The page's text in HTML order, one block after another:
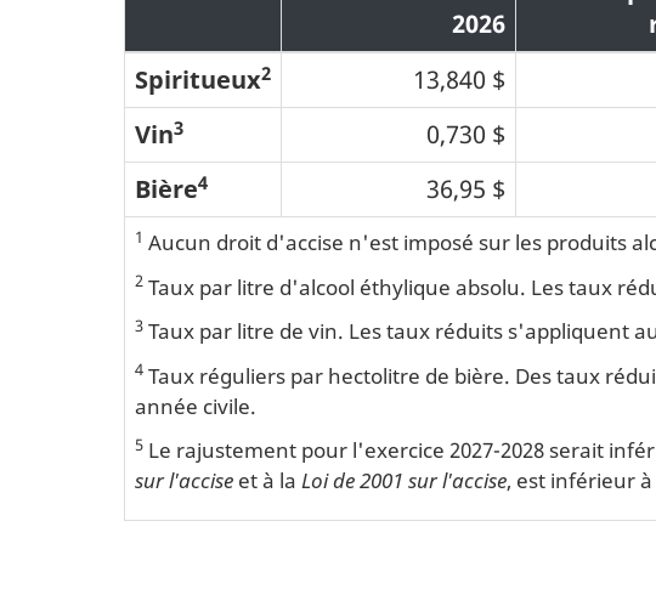
2026
Spiritueux2 13,840 $
Vin3 0,730 $
Bière4 36,95 $
1 Aucun droit d'accise n'est imposé sur les produits
2 Taux par litre d'alcool éthylique absolu. Les taux
3 Taux par litre de vin. Les taux réduits s'appliquent
4 Taux réguliers par hectolitre de bière. Des taux
année civile.
5 Le rajustement pour l'exercice 2027-2028 serait
sur l'accise et à la Loi de 2001 sur l'accise, est inférieur à